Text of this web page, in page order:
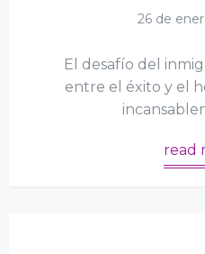
26 de
El desafío del
entre el éxito y el
read